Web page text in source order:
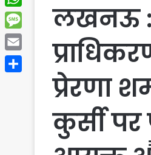
लखनऊ :
प्रेरणा
कुर्सी
WhatsApp
Message
Email